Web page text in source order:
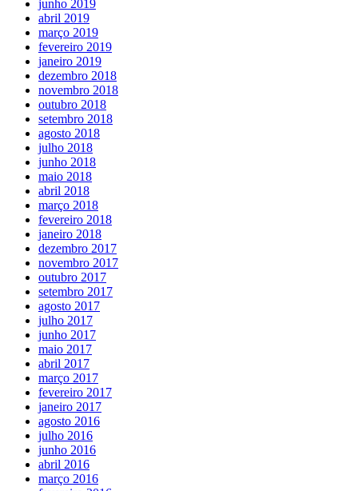
junho 2019
abril 2019
março 2019
fevereiro 2019
janeiro 2019
dezembro 2018
novembro 2018
outubro 2018
setembro 2018
agosto 2018
julho 2018
junho 2018
maio 2018
abril 2018
março 2018
fevereiro 2018
janeiro 2018
dezembro 2017
novembro 2017
outubro 2017
setembro 2017
agosto 2017
julho 2017
junho 2017
maio 2017
abril 2017
março 2017
fevereiro 2017
janeiro 2017
agosto 2016
julho 2016
junho 2016
abril 2016
março 2016